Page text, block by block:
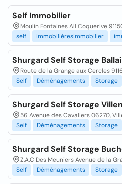
Self Immobilier
Moulin Fontaines All Coquerive
self
immobilièresimmobilier
Shurgard Self Storage
Route de la Grange aux Cercles
Self
Déménagements Storage
Shurgard Self Storage
56 Avenue des Cavaliers 06270,
Self
Déménagements Storage
Shurgard Self Storage
Z.A.C Des Meuniers Avenue de la
Self
Déménagements Storage